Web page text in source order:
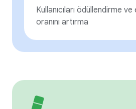
Kullanıcıları ödüllendirme
oranını artırma